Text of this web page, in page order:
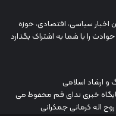
اخبار سیاسی، اقتصادی، حوزه
را با شما به اشتراک بگذارد
و ارشاد اسلامی
خبری ندای قم محفوظ می
اله کرمانی جمکرانی